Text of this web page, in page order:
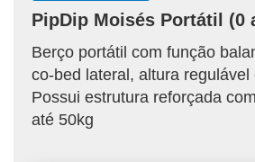
PipDip Moisés Portátil (0
Berço portátil com função
co-bed lateral, altura regulável
Possui estrutura reforçada
até 50kg